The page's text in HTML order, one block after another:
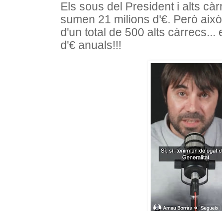
Els sous del President i alts
sumen 21 milions d'€. Però
d'un total de 500 alts càrrecs...
d'€ anuals!!!